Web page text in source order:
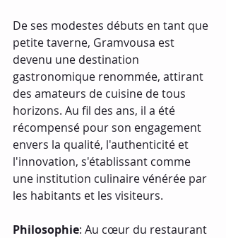
De ses modestes débuts en tant que
petite taverne, Gramvousa est
devenu une destination
gastronomique renommée, attirant
des amateurs de cuisine de tous
horizons. Au fil des ans, il a été
récompensé pour son engagement
envers la qualité, l'authenticité et
l'innovation, s'établissant comme
une institution culinaire vénérée par
les habitants et les visiteurs.
Philosophie: Au cœur du restaurant